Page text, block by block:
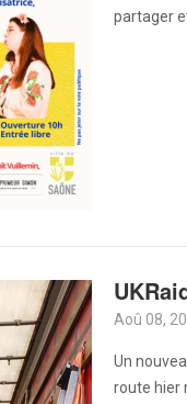
partager
Aoû 08,
Un
route hier